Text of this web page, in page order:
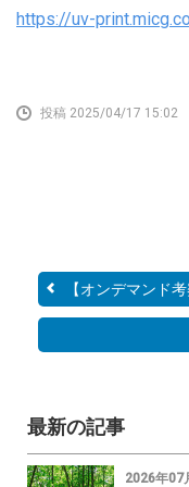
https://uv-
投稿 2025/04/17 15:02
【オンデマンド考察】オ
最新の記事
2026年07